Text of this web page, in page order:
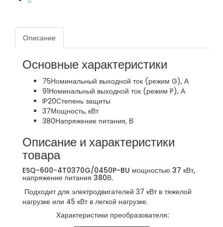
Описание
Основные характеристики
75Номинальный выходной ток (режим G), А
91Номинальный выходной ток (режим P), А
IP20Степень защиты
37Мощность, кВт
380Напряжение питания, В
Описание и характеристики
товара
ESQ-600-4T0370G/0450P-BU мощностью 37 кВт,
напряжение питания 380В.
Подходит для электродвигателей 37 кВт в тяжелой
нагрузке или 45 кВт в легкой нагрузке.
Характеристики преобразователя: